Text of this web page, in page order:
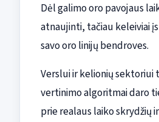
Dėl galimo oro pavojaus
atnaujinti, tačiau keleiviai
savo oro linijų bendroves.
Verslui ir kelionių sektoriui
vertinimo algoritmai daro
prie realaus laiko skrydžių